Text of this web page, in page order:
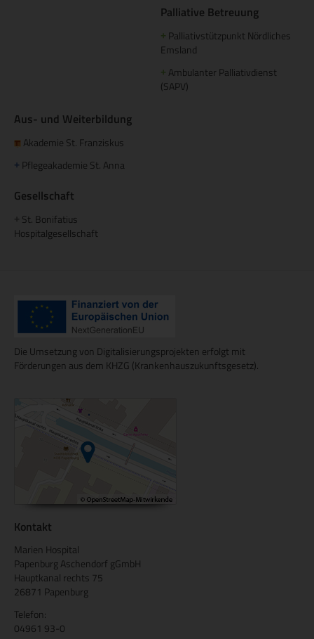
Palliative Betreuung
+ Palliativstützpunkt Nördliches
Emsland
+ Ambulanter Palliativdienst
(SAPV)
Aus- und Weiterbildung
Akademie St. Franziskus
+ Pflegeakademie St. Anna
Gesellschaft
St. Bonifatius
Hospitalgesellschaft
Die Umsetzung von Digitalisierungsprojekten erfolgt mit
Förderungen aus dem KHZG (Krankenhauszukunftsgesetz).
Kontakt
Marien Hospital
Papenburg Aschendorf gGmbH
Hauptkanal rechts 75
26871 Papenburg
Telefon:
04961 93-0